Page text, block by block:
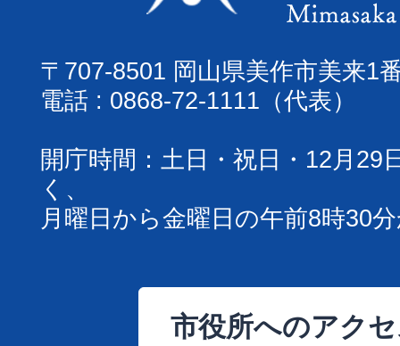
〒707-8501 岡山県美作市美来1
電話 : 0868-72-1111（代表）
開庁時間：土日・祝日・12月29
く、
月曜日から金曜日の午前8時30
市役所へのアク